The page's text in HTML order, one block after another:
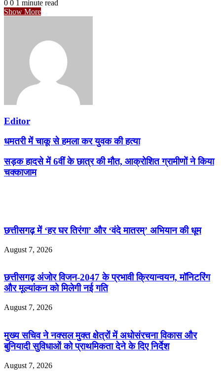
0 0 1 minute read
Show More
Editor
धमतरी में चाकू से हमला कर युवक की हत्या
सड़क हादसे में 6वीं के छात्र की मौत, आक्रोशित ग्रामीणों ने किया
चक्काजाम
छत्तीसगढ़ में ‘हर घर तिरंगा’ और ‘वंदे मातरम्’ अभियान की धूम
August 7, 2026
छत्तीसगढ़ अंजोर विजन-2047 के प्रभावी क्रियान्वयन, मॉनिटरिंग
और मूल्यांकन को मिलेगी नई गति
August 7, 2026
मुख्य सचिव ने नक्सल मुक्त क्षेत्रों में अधोसंरचना विकास और
बुनियादी सुविधाओं को प्राथमिकता देने के दिए निर्देश
August 7, 2026